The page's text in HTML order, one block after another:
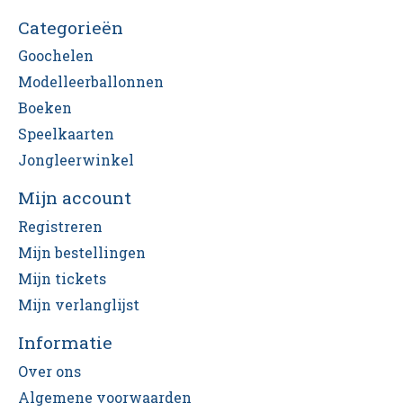
Categorieën
Goochelen
Modelleerballonnen
Boeken
Speelkaarten
Jongleerwinkel
Mijn account
Registreren
Mijn bestellingen
Mijn tickets
Mijn verlanglijst
Informatie
Over ons
Algemene voorwaarden